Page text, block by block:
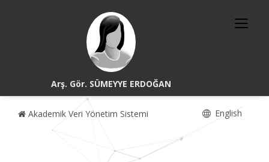
Arş. Gör. SÜMEYYE ERDOĞAN
Akademik Veri Yönetim Sistemi English